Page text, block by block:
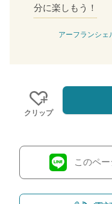
分に楽しもう！
アーフランシェ
クリップ
このペ